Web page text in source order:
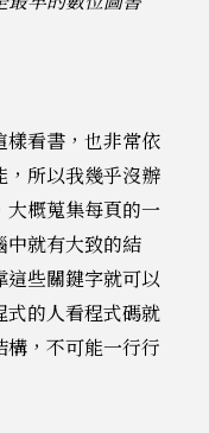
看書，也非常依
所以我幾乎沒辦
概蒐集每頁的一
中就有大致的結
些關鍵字就可以
的人看程式碼就
，不可能一行行